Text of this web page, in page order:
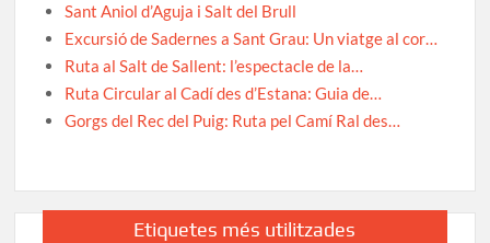
Sant Aniol d’Aguja i Salt del Brull
Excursió de Sadernes a Sant Grau: Un viatge al cor…
Ruta al Salt de Sallent: l’espectacle de la…
Ruta Circular al Cadí des d’Estana: Guia de…
Gorgs del Rec del Puig: Ruta pel Camí Ral des…
Etiquetes més utilitzades